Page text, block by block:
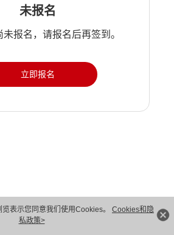
表示您同意我们使用Cookies。 Cookies和隐
私政策>
未报名
报名，请报名后再签到。
立即报名
司 1998-2026。 保留一切权利。粤A2-20044005号
隐私保护
法律声明